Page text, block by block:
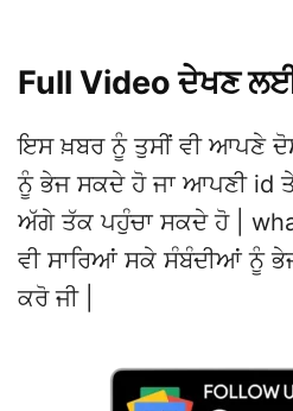
Full Video ਦੇਖਣ
ਇਸ ਖ਼ਬਰ ਨੂੰ ਤੁਸੀਂ ਵੀ ਆਪਣੇ
ਨੂੰ ਭੇਜ ਸਕਦੇ ਹੋ ਜਾ ਆਪਣੀ id
ਅੱਗੇ ਤੱਕ ਪਹੁੰਚਾ ਸਕਦੇ ਹੋ |
ਵੀ ਸਾਰਿਆਂ ਸਕੇ ਸੰਬੰਦੀਆਂ ਨੂੰ
ਕਰੋ ਜੀ |